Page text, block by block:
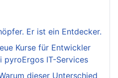
Er ist ein Entdecker.
Kurse für Entwickler
pyroErgos IT-Services
dieser Unterschied